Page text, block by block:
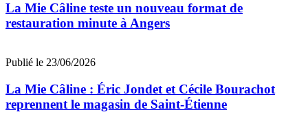
La Mie Câline teste un nouveau format de
restauration minute à Angers
Publié le 23/06/2026
La Mie Câline : Éric Jondet et Cécile Bourachot
reprennent le magasin de Saint-Étienne